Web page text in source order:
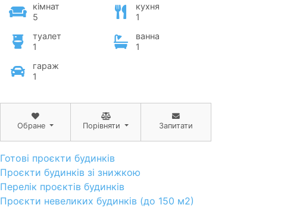
кімнат
5
кухня
1
туалет
1
ванна
1
гараж
1
Обране Порівняти Запитати
Готові проєкти будинків
Проєкти будинків зі знижкою
Перелік проєктів будинків
Проєкти невеликих будинків (до 150 м2)